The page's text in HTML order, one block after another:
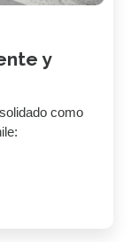
y
como